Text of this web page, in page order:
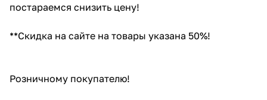
постараемся снизить цену!
**Скидка на сайте на товары указана 50%!
Розничному покупателю!